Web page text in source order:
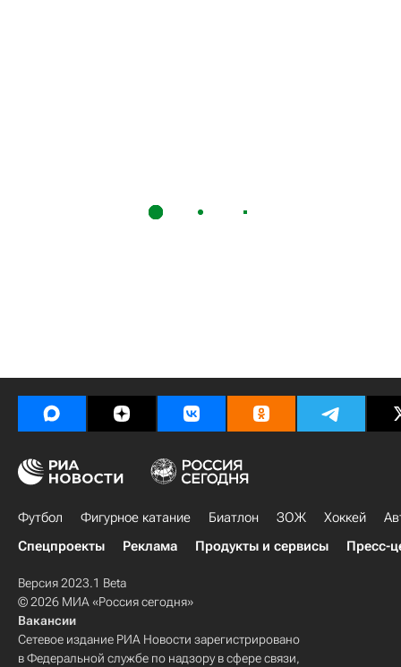
Футбол Фигурное катание Биатлон ЗОЖ Хоккей
Спецпроекты
Реклама Продукты и сервисы Пресс-
Версия 2023.1 Beta
© 2026 МИА «Россия сегодня»
Вакансии
Сетевое издание РИА Новости зарегистрировано
в Федеральной службе по надзору в сфере связи,